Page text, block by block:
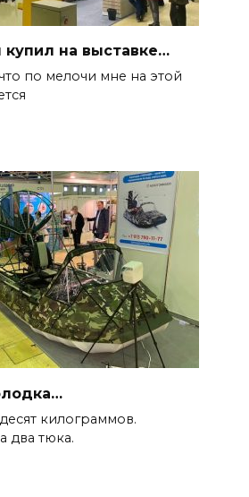
купил на выставке…
по мелочи мне на этой
килограммов.
два тюка.